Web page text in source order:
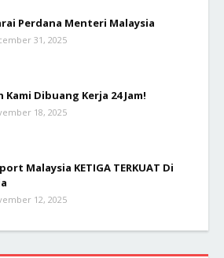
Perdana Menteri Malaysia
31, 2025
Kami Dibuang Kerja 24 Jam!
18, 2025
Malaysia KETIGA TERKUAT Di
12, 2025